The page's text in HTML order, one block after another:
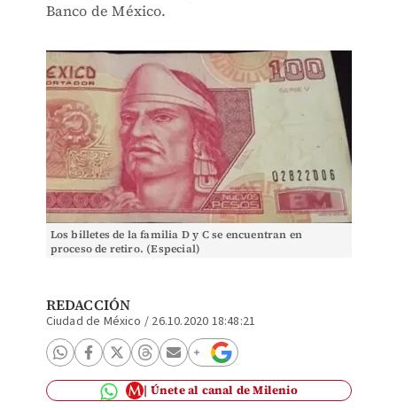
Banco de México.
Los billetes de la familia D y C se encuentran en
proceso de retiro. (Especial)
REDACCIÓN
Ciudad de México / 26.10.2020 18:48:21
Únete al canal de Milenio